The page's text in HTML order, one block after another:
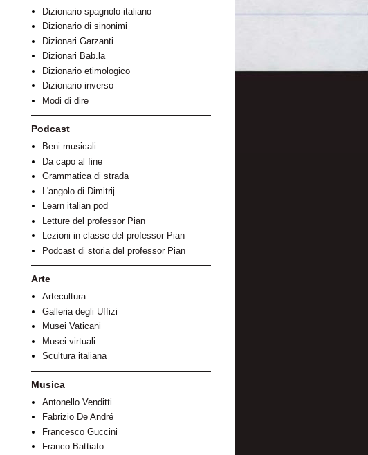
Dizionario spagnolo-italiano
Dizionario di sinonimi
Dizionari Garzanti
Dizionari Bab.la
Dizionario etimologico
Dizionario inverso
Modi di dire
Podcast
Beni musicali
Da capo al fine
Grammatica di strada
L'angolo di Dimitrij
Learn italian pod
Letture del professor Pian
Lezioni in classe del professor Pian
Podcast di storia del professor Pian
Arte
Artecultura
Galleria degli Uffizi
Musei Vaticani
Musei virtuali
Scultura italiana
Musica
Antonello Venditti
Fabrizio De André
Francesco Guccini
Franco Battiato